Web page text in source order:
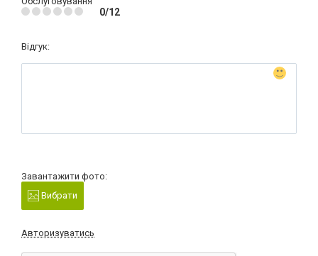
0/12
Відгук:
Завантажити фото:
Вибрати
Авторизуватись